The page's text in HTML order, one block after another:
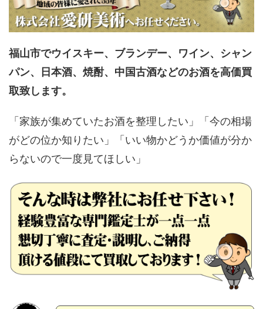
福山市でウイスキー、ブランデー、ワイン、シャン
パン、日本酒、焼酎、中国古酒などのお酒を高価買
取致します。
「家族が集めていたお酒を整理したい」「今の相場
がどの位か知りたい」「いい物かどうか価値が分か
らないので一度見てほしい」